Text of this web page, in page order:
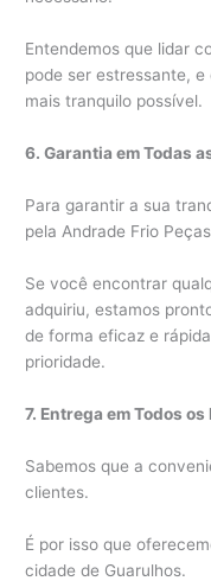
Entendemos que lidar
pode ser estressante,
mais tranquilo possível.
6. Garantia em Todas
Para garantir a sua
pela Andrade Frio
Se você encontrar
adquiriu, estamos
de forma eficaz e
prioridade.
7. Entrega em Todos
Sabemos que a
clientes.
É por isso que
cidade de Guarulhos.